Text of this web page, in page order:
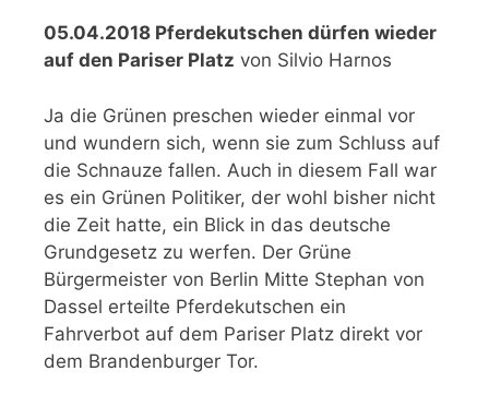
05.04.2018 Pferdekutschen dürfen wieder
auf den Pariser Platz von Silvio Harnos
Ja die Grünen preschen wieder einmal vor
und wundern sich, wenn sie zum Schluss auf
die Schnauze fallen. Auch in diesem Fall war
es ein Grünen Politiker, der wohl bisher nicht
die Zeit hatte, ein Blick in das deutsche
Grundgesetz zu werfen. Der Grüne
Bürgermeister von Berlin Mitte Stephan von
Dassel erteilte Pferdekutschen ein
Fahrverbot auf dem Pariser Platz direkt vor
dem Brandenburger Tor.